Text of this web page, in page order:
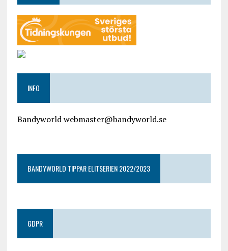
INFO
Bandyworld webmaster@bandyworld.se
BANDYWORLD TIPPAR ELITSERIEN 2022/2023
GDPR